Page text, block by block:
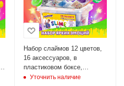
Набор слаймов 12 цветов,
16 аксессуаров, в
пластиковом боксе,
ЮНЛАНДИЯ, 663774
Уточнить наличие